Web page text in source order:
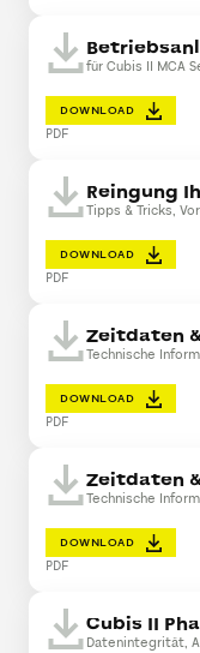
für Cubis II MCA
DOWNLOAD
PDF
Reingung
Tipps & Tricks,
DOWNLOAD
PDF
Zeitdaten
Technische
DOWNLOAD
PDF
Zeitdaten
Technische
DOWNLOAD
PDF
Cubis II
Datenintegrität,